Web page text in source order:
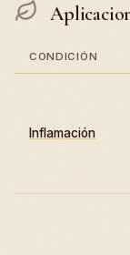
CONDICIÓN
Inflamación